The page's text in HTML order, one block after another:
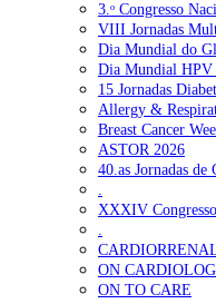
nas redes sociais:
3.ᵒ Congresso
VIII Jornadas
Dia Mundial do
Dia Mundial HPV
15 Jornadas
Allergy &
Breast Cancer
ASTOR 2026
40.as Jornadas
.
XXXIV
.
ON
ON TO CARE